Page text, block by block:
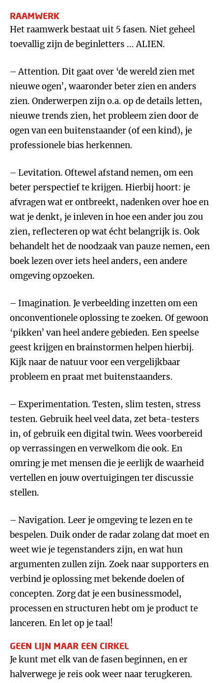
RAAMWERK
Het raamwerk bestaat uit 5 fasen. Niet geheel
toevallig zijn de beginletters ... ALIEN.
– Attention. Dit gaat over ‘de wereld zien met
nieuwe ogen’, waaronder beter zien en anders
zien. Onderwerpen zijn o.a. op de details letten,
nieuwe trends zien, het probleem zien door de
ogen van een buitenstaander (of een kind), je
professionele bias herkennen.
– Levitation. Oftewel afstand nemen, om een
beter perspectief te krijgen. Hierbij hoort: je
afvragen wat er ontbreekt, nadenken over hoe en
wat je denkt, je inleven in hoe een ander jou zou
zien, reflecteren op wat écht belangrijk is. Ook
behandelt het de noodzaak van pauze nemen, een
boek lezen over iets heel anders, een andere
omgeving opzoeken.
– Imagination. Je verbeelding inzetten om een
onconventionele oplossing te zoeken. Of gewoon
‘pikken’ van heel andere gebieden. Een speelse
geest krijgen en brainstormen helpen hierbij.
Kijk naar de natuur voor een vergelijkbaar
probleem en praat met buitenstaanders.
– Experimentation. Testen, slim testen, stress
testen. Gebruik heel veel data, zet beta-testers
in, of gebruik een digital twin. Wees voorbereid
op verrassingen en verwelkom die ook. En
omring je met mensen die je eerlijk de waarheid
vertellen en jouw overtuigingen ter discussie
stellen.
– Navigation. Leer je omgeving te lezen en te
bespelen. Duik onder de radar zolang dat moet en
weet wie je tegenstanders zijn, en wat hun
argumenten zullen zijn. Zoek naar supporters en
verbind je oplossing met bekende doelen of
concepten. Zorg dat je een businessmodel,
processen en structuren hebt om je product te
lanceren. En let op je taal!
GEEN LIJN MAAR EEN CIRKEL
Je kunt met elk van de fasen beginnen, en er
halverwege je reis ook weer naar terugkeren.